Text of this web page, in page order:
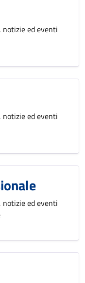
ed eventi
ed eventi
ed eventi